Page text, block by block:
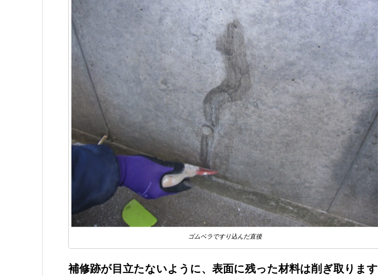
ゴムベラですり込んだ直後
補修跡が目立たないように、表面に残った材料は削ぎ取ります